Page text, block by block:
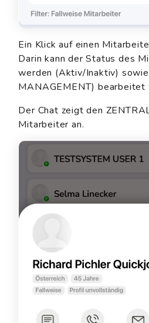
Ein Klick auf einen
Darin kann der Status des
werden (Aktiv/Inaktiv)
MANAGEMENT) bearbeitet
Der Chat zeigt den
Mitarbeiter an.